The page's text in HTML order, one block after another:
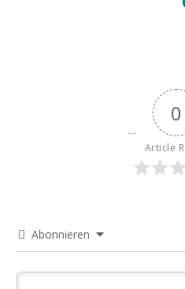
0
Article
Abonnieren